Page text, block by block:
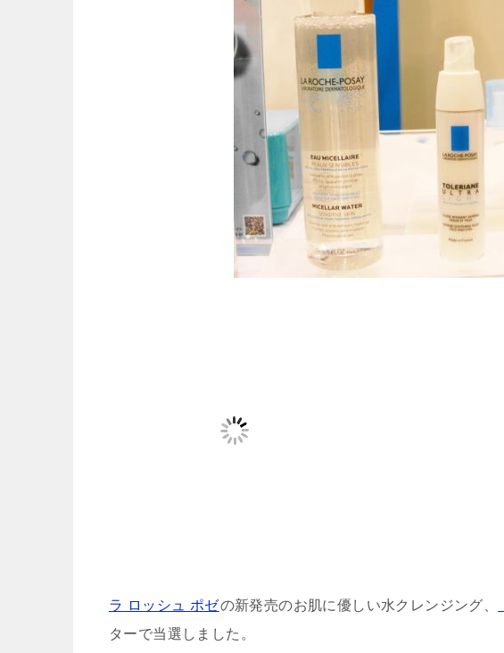
ラ ロッシュ ポゼの新発売のお肌に優しい水クレンジング、
ターで当選しました。